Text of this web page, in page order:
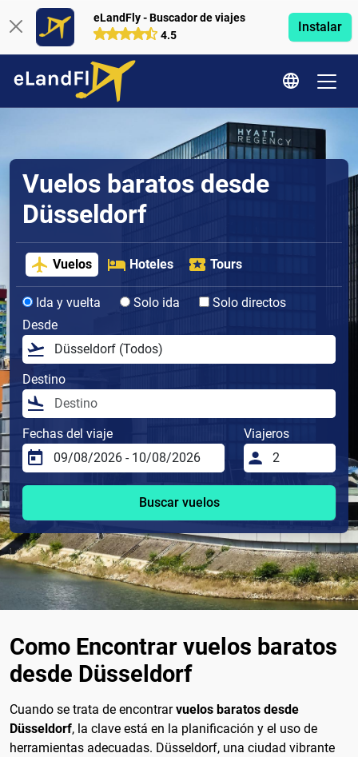
eLandFly - Buscador de viajes
4.5
Instalar
Vuelos baratos desde
Düsseldorf
Vuelos Hoteles Tours
Ida y vuelta Solo ida
Solo directos
Desde
Destino
Fechas del viaje Viajeros
Buscar vuelos
Como Encontrar vuelos baratos
desde Düsseldorf
Cuando se trata de encontrarvuelos baratos desde
Düsseldorf, la clave está en la planificación y el uso de
herramientas adecuadas. Düsseldorf, una ciudad vibrante